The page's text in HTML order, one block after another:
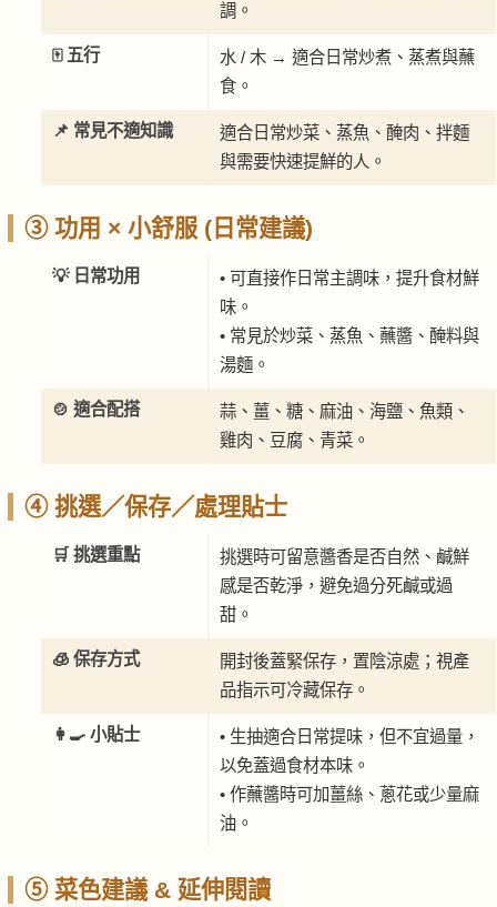
調。
🀄 五行
水 / 木 → 適合日常炒煮、蒸煮與蘸
食。
📌 常見不適知識
適合日常炒菜、蒸魚、醃肉、拌麵
與需要快速提鮮的人。
③ 功用 × 小舒服 (日常建議)
💡 日常功用
• 可直接作日常主調味，提升食材鮮
味。
• 常見於炒菜、蒸魚、蘸醬、醃料與
湯麵。
🍲 適合配搭
蒜、薑、糖、麻油、海鹽、魚類、
雞肉、豆腐、青菜。
④ 挑選／保存／處理貼士
🛒 挑選重點
挑選時可留意醬香是否自然、鹹鮮
感是否乾淨，避免過分死鹹或過
甜。
🧊 保存方式
開封後蓋緊保存，置陰涼處；視產
品指示可冷藏保存。
👩‍🍳 小貼士
• 生抽適合日常提味，但不宜過量，
以免蓋過食材本味。
• 作蘸醬時可加薑絲、蔥花或少量麻
油。
⑤ 菜色建議 & 延伸閱讀